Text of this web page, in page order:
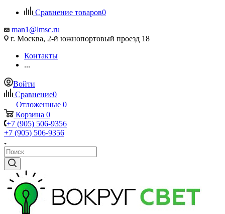
Сравнение товаров0
man1@lmsc.ru
г. Москва, 2-й южнопортовый проезд 18
Контакты
...
Войти
Сравнение0
Отложенные 0
Корзина 0
+7 (905) 506-9356
+7 (905) 506-9356